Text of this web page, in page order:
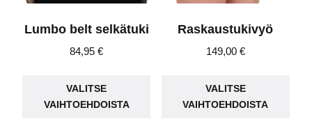
Lumbo belt selkätuki
84,95€
VALITSE
VAIHTOEHDOISTA
Raskaustukivyö
149,00 €
VALITSE
VAIHTOEHDOISTA